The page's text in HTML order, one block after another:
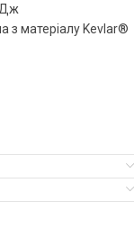
Дж
матеріалу Kevlar®